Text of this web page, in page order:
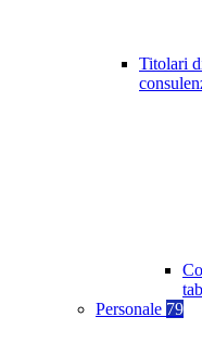
Titolari
Personale 79